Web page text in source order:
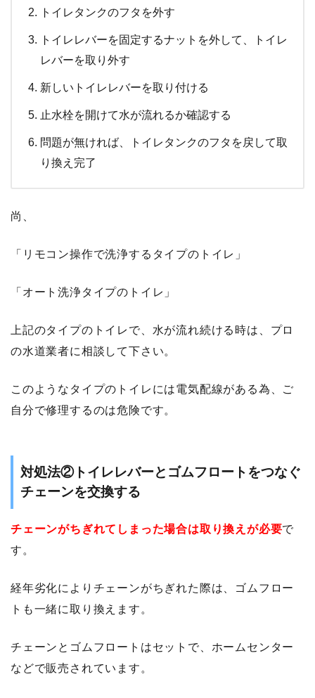
トイレタンクのフタを外す
トイレレバーを固定するナットを外して、トイレ
レバーを取り外す
新しいトイレレバーを取り付ける
止水栓を開けて水が流れるか確認する
問題が無ければ、トイレタンクのフタを戻して取
り換え完了
尚、
「リモコン操作で洗浄するタイプのトイレ」
「オート洗浄タイプのトイレ」
上記のタイプのトイレで、水が流れ続ける時は、プロ
の水道業者に相談して下さい。
このようなタイプのトイレには電気配線がある為、ご
自分で修理するのは危険です。
対処法②トイレレバーとゴムフロートをつなぐ
チェーンを交換する
チェーンがちぎれてしまった場合は取り換えが必要で
す。
経年劣化によりチェーンがちぎれた際は、ゴムフロー
トも一緒に取り換えます。
チェーンとゴムフロートはセットで、ホームセンター
などで販売されています。